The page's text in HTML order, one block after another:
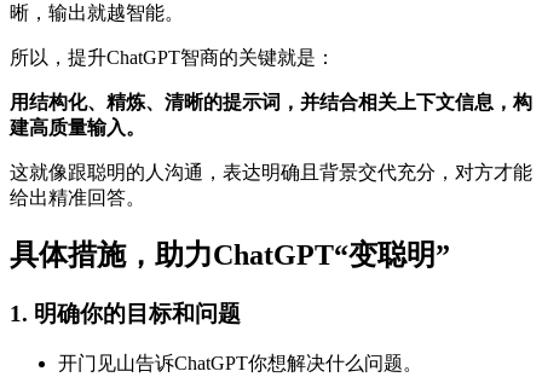
晰，输出就越智能。
所以，提升ChatGPT智商的关键就是：
用结构化、精炼、清晰的提示词，并结合相关上下文信息，构
建高质量输入。
这就像跟聪明的人沟通，表达明确且背景交代充分，对方才能
给出精准回答。
具体措施，助力ChatGPT“变聪明”
1. 明确你的目标和问题
开门见山告诉ChatGPT你想解决什么问题。